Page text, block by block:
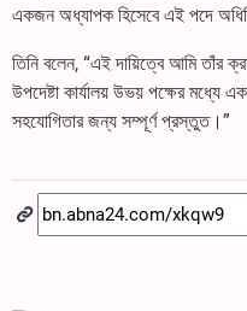
একজন অধ্যাপক হিসেবে এই পদে
তিনি বলেন, “এই দায়িত্বে আমি তাঁর
উপদেষ্টা কার্যালয় উভয় পক্ষের মধ্যে
সহযোগিতার জন্য সম্পূর্ণ প্রস্তুত।”